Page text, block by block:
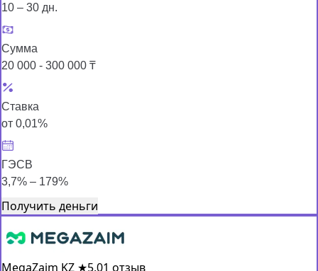
10 – 30 дн.
Сумма
20 000 - 300 000 ₸
Ставка
от 0,01%
ГЭСВ
3,7% – 179%
Получить деньги
MegaZaim KZ ★5,01 отзыв